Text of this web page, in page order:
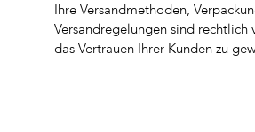
Ihre Versandmethoden,
Versandregelungen sind
das Vertrauen Ihrer Kunden zu